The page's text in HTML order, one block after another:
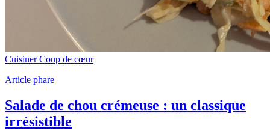
Cuisiner Coup de cœur
Article phare
Salade de chou crémeuse : un classique
irrésistible